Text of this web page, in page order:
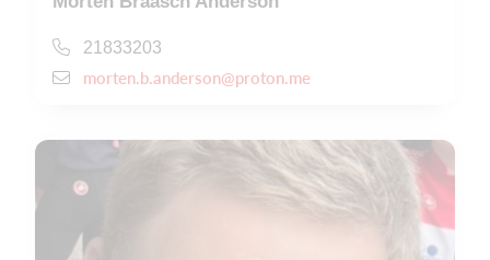
21833203
morten.b.anderson@proton.me